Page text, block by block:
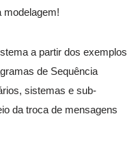
modelagem!
a partir dos exemplos
de Sequência
sistemas e sub-
da troca de mensagens